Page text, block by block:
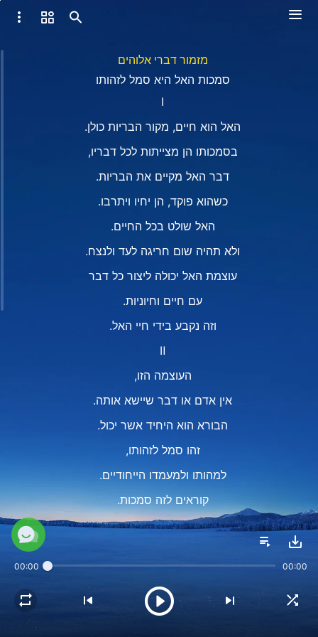
מזמור דברי אלוהים
סמכות האל היא סמל לזהותו
Ⅰ
האל הוא חיים, מקור הבריות כולן.
בסמכותו הן מצייתות לכל דבריו,
דבר האל מקיים את הבריות.
כשהוא פוקד, הן יחיו ויתרבו.
האל שולט בכל החיים.
ולא תהיה שום חריגה לעד ולנצח.
עוצמת האל יכולה ליצור כל דבר
עם חיים וחיוניות.
וזה נקבע בידי חיי האל.
Ⅱ
העוצמה הזו,
אין אדם או דבר שיישא אותה.
הבורא הוא היחיד אשר יכול.
זהו סמל לזהותו,
למהותו ולמעמדו הייחודיים.
קוראים לזה סמכות.
האל שולט בכל החיים.
עם חיים וחיוניות.
00:00 00:00